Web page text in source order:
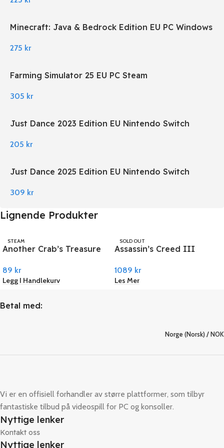
Minecraft: Java & Bedrock Edition EU PC Windows
275 kr
Farming Simulator 25 EU PC Steam
305 kr
Just Dance 2023 Edition EU Nintendo Switch
205 kr
Just Dance 2025 Edition EU Nintendo Switch
309 kr
Lignende Produkter
STEAM
Another Crab’s Treasure
89 kr
Legg I Handlekurv
SOLD OUT
UBISOFT
Assassin’s Creed III
Connect
1089 kr
Les Mer
Betal med:
Norge (Norsk) / NOK
Vi er en offisiell forhandler av større plattformer, som tilbyr
fantastiske tilbud på videospill for PC og konsoller.
Nyttige lenker
Kontakt oss
Nyttige lenker